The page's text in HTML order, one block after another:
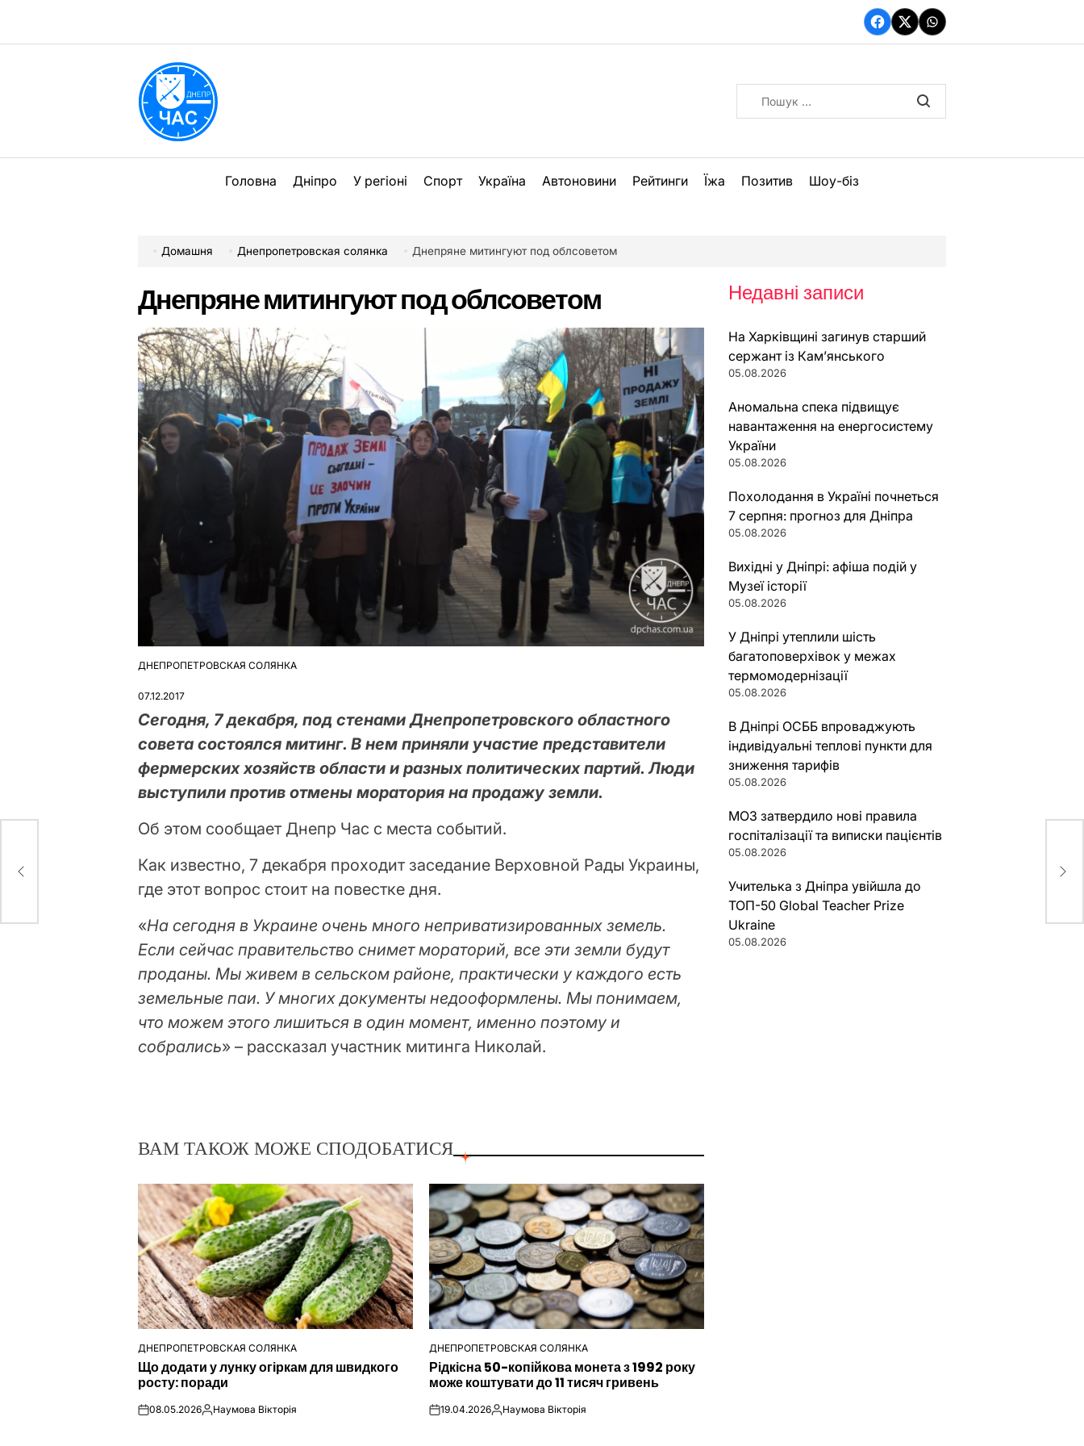
вмісту
Facebook
TwitterWhatsApp
Головна Дніпро У регіоні Спорт Україна Автоновини Рейтинги Їжа Позитив Шоу-біз
Домашня Днепропетровская солянка Днепряне митингуют под облсоветом
Днепряне митингуют под облсоветом
ОПУБЛІКУВАТИ
ДНЕПРОПЕТРОВСКАЯ СОЛЯНКА
07.12.2017
Сегодня, 7 декабря, под стенами Днепропетровского областного
совета состоялся митинг. В нем приняли участие представители
фермерских хозяйств области и разных политических партий. Люди
выступили против отмены моратория на продажу земли.
Об этом сообщает Днепр Час с места событий.
Как известно, 7 декабря проходит заседание Верховной Рады Украины,
где этот вопрос стоит на повестке дня.
«На сегодня в Украине очень много неприватизированных земель.
Если сейчас правительство снимет мораторий, все эти земли будут
проданы. Мы живем в сельском районе, практически у каждого есть
земельные паи. У многих документы недооформлены. Мы понимаем,
что можем этого лишиться в один момент, именно поэтому и
собрались» – рассказал участник митинга Николай.
ВАМ ТАКОЖ МОЖЕ СПОДОБАТИСЯ
ОПУБЛІКУВАТИ
У
ДНЕПРОПЕТРОВСКАЯ СОЛЯНКА
Що додати у лунку огіркам для швидкого
росту: поради
on08.05.2026Опубліковано
Наумова Вікторія
ОПУБЛІКУВАТИ
У
ДНЕПРОПЕТРОВСКАЯ СОЛЯНКА
Рідкісна 50-копійкова монета з 1992 року
може коштувати до 11 тисяч гривень
on19.04.2026Опубліковано
Наумова Вікторія
Недавні записи
На Харківщині загинув старший
сержант із Кам’янського
05.08.2026
Аномальна спека підвищує
навантаження на енергосистему
України
05.08.2026
Похолодання в Україні почнеться
7 серпня: прогноз для Дніпра
05.08.2026
Вихідні у Дніпрі: афіша подій у
Музеї історії
05.08.2026
У Дніпрі утеплили шість
багатоповерхівок у межах
термомодернізації
05.08.2026
В Дніпрі ОСББ впроваджують
індивідуальні теплові пункти для
зниження тарифів
05.08.2026
МОЗ затвердило нові правила
госпіталізації та виписки пацієнтів
05.08.2026
Учителька з Дніпра увійшла до
ТОП-50 Global Teacher Prize
Ukraine
05.08.2026